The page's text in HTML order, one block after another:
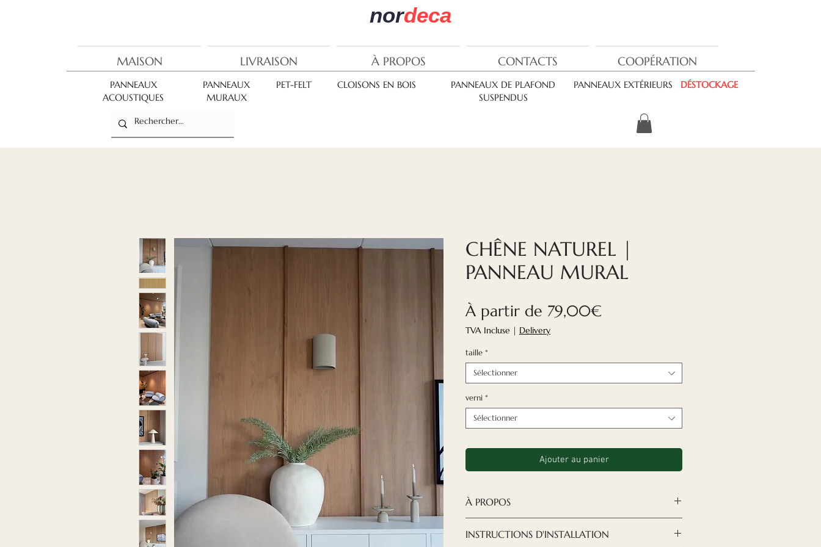
nordeca
MAISON LIVRAISON À PROPOS CONTACTS COOPÉRATION
PANNEAUX
ACOUSTIQUES
PANNEAUX
MURAUX
PET-FELT CLOISONS EN BOIS
PANNEAUX DE PLAFOND
SUSPENDUS
PANNEAUX EXTÉRIEURS DÉSTOCKAGE
CHÊNE NATUREL |
PANNEAU MURAL
À partir de 79,00€Prix
TVA Incluse | Delivery
taille *
Sélectionner
verni *
Sélectionner
Ajouter au panier
À PROPOS
Nos panneaux muraux en bois sont un
INSTRUCTIONS D'INSTALLATION